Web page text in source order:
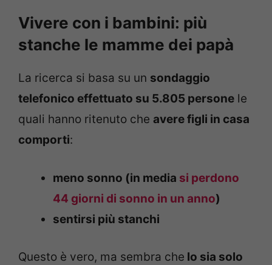
Vivere con i bambini: più
stanche le mamme dei papà
La ricerca si basa su un sondaggio
telefonico effettuato su 5.805 persone le
quali hanno ritenuto che avere figli in casa
comporti:
meno sonno (in media si perdono
44 giorni di sonno in un anno)
sentirsi più stanchi
Questo è vero, ma sembra che lo sia solo